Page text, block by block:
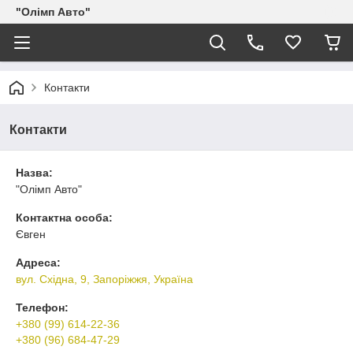
"Олімп Авто"
Контакти
Контакти
Назва:
"Олімп Авто"
Контактна особа:
Євген
Адреса:
вул. Східна, 9, Запоріжжя, Україна
Телефон:
+380 (99) 614-22-36
+380 (96) 684-47-29